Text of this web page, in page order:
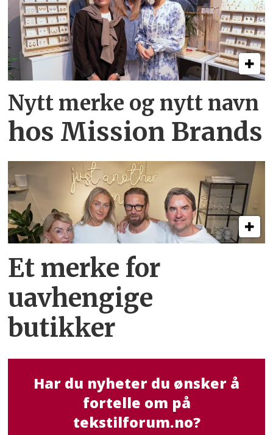
Nytt merke og nytt navn
hos Mission Brands
Et merke for
uavhengige
butikker
Har du nyheter du ønsker å
fortelle om på
tekstilforum.no?